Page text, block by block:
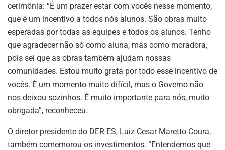
cerimônia: “É um prazer estar com vocês nesse momento,
que é um incentivo a todos nós alunos. São obras muito
esperadas por todas as equipes e todos os alunos. Tenho
que agradecer não só como aluna, mas como moradora,
pois sei que as obras também ajudam nossas
comunidades. Estou muito grata por todo esse incentivo de
vocês. É um momento muito difícil, mas o Governo não
nos deixou sozinhos. É muito importante para nós, muito
obrigada”, reconheceu.
O diretor presidente do DER-ES, Luiz Cesar Maretto Coura,
também comemorou os investimentos. “Entendemos que